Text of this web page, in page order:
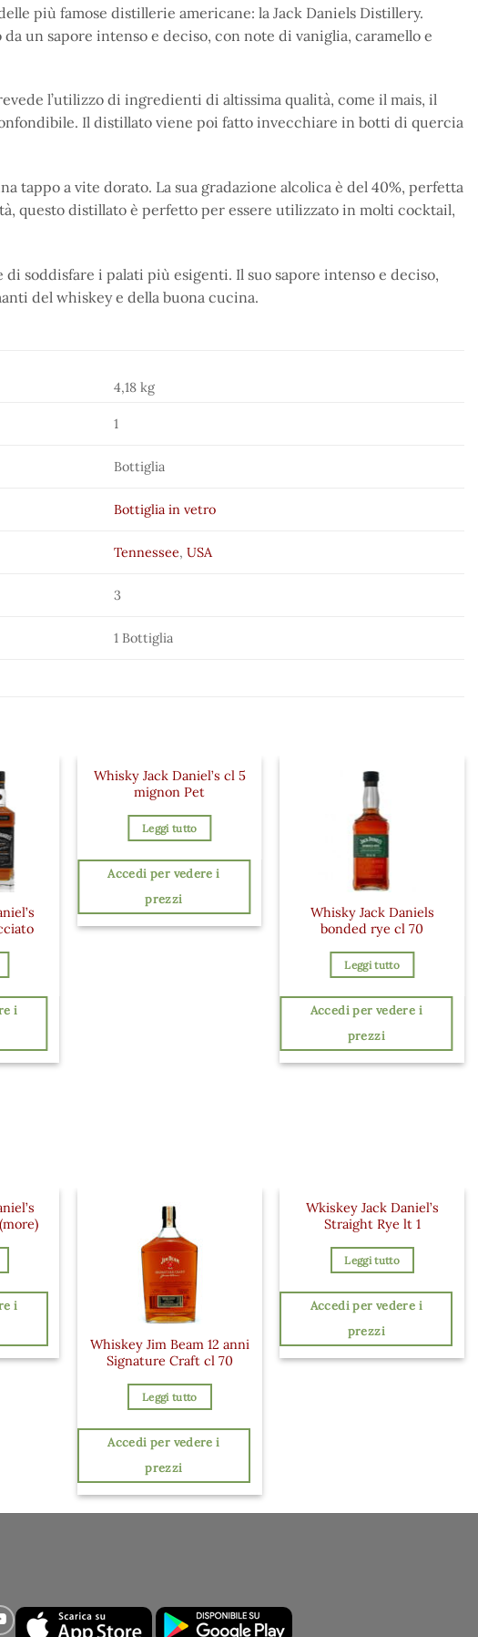
più famose distillerie americane: la Jack Daniels Distillery.
un sapore intenso e deciso, con note di vaniglia, caramello e
l’utilizzo di ingredienti di altissima qualità, come il mais, il
Il distillato viene poi fatto invecchiare in botti di quercia
tappo a vite dorato. La sua gradazione alcolica è del 40%, perfetta
questo distillato è perfetto per essere utilizzato in molti cocktail,
soddisfare i palati più esigenti. Il suo sapore intenso e deciso,
del whiskey e della buona cucina.
4,18 kg
1
Bottiglia
Bottiglia in vetro
Tennessee,USA
3
1 Bottiglia
i
Whisky Jack Daniel’s cl 5
mignon Pet
Leggi tutto
Accedi per vedere i
prezzi
Whisky Jack Daniels
bonded rye cl 70
Leggi tutto
Accedi per vedere i
prezzi
i
Whiskey Jim Beam 12 anni
Signature Craft cl 70
Leggi tutto
Accedi per vedere i
prezzi
Wkiskey Jack Daniel’s
Straight Rye lt 1
Leggi tutto
Accedi per vedere i
prezzi